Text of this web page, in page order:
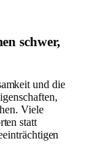
schwer,
und die
Viele
statt